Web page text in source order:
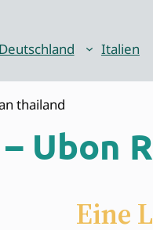
Deutschland Italien
Ubon
Eine